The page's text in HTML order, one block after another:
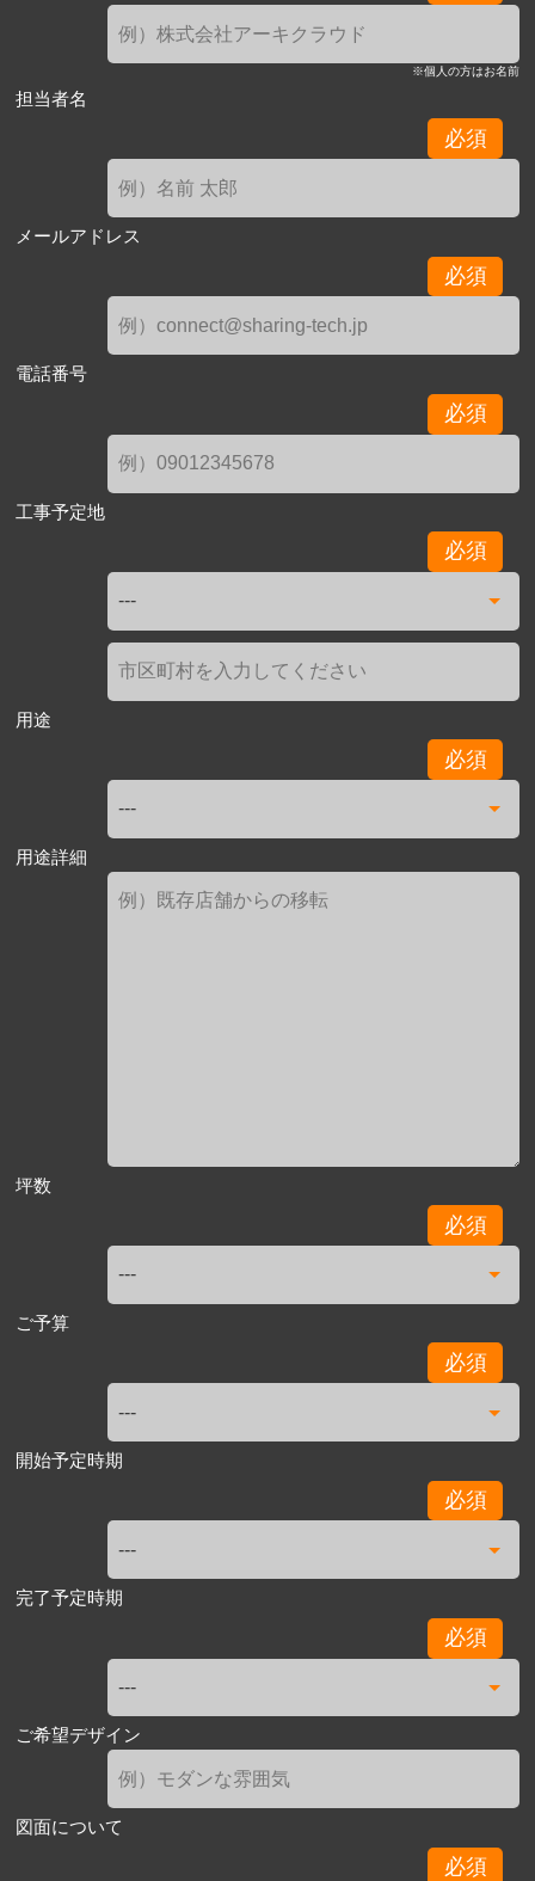
※個人の方はお名前
担当者名
必須
メールアドレス
必須
電話番号
必須
工事予定地
必須
用途
必須
用途詳細
坪数
必須
ご予算
必須
開始予定時期
必須
完了予定時期
必須
ご希望デザイン
図面について
必須